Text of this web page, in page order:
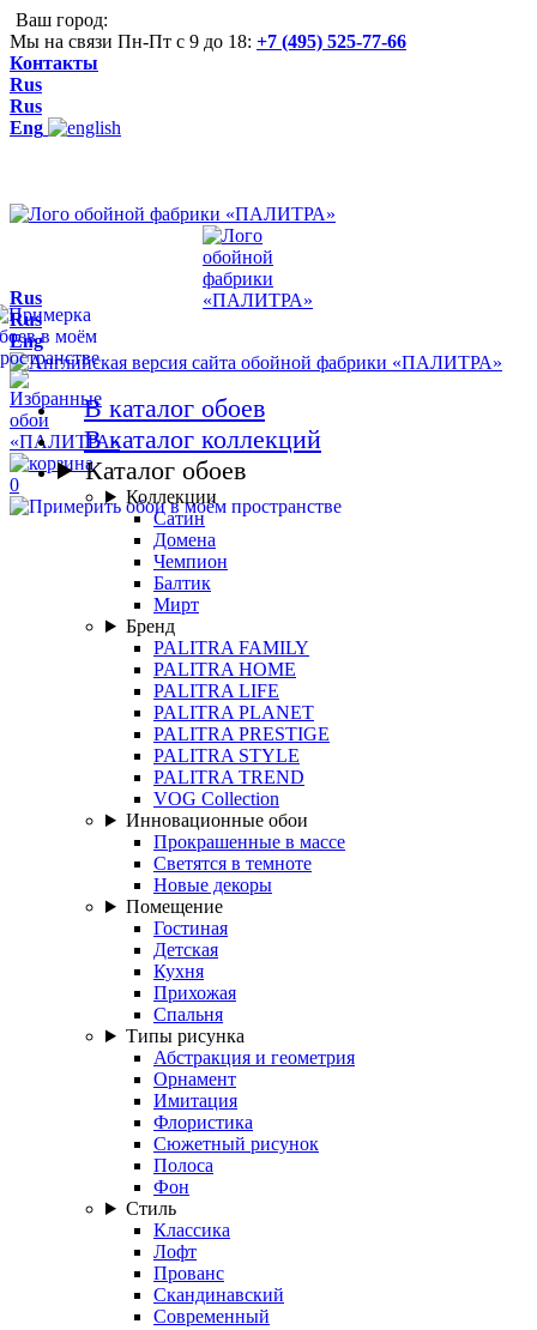
Ваш город:
Мы на связи Пн-Пт с 9 до 18: +7 (495) 525-77-66
Контакты
Rus
Rus
Eng
0
Rus
Rus
Eng
В каталог обоев
В каталог коллекций
Каталог обоев
Коллекции
Сатин
Домена
Чемпион
Балтик
Мирт
Бренд
PALITRA FAMILY
PALITRA HOME
PALITRA LIFE
PALITRA PLANET
PALITRA PRESTIGE
PALITRA STYLE
PALITRA TREND
VOG Collection
Инновационные обои
Прокрашенные в массе
Светятся в темноте
Новые декоры
Помещение
Гостиная
Детская
Кухня
Прихожая
Спальня
Типы рисунка
Абстракция и геометрия
Орнамент
Имитация
Флористика
Сюжетный рисунок
Полоса
Фон
Стиль
Классика
Лофт
Прованс
Скандинавский
Современный